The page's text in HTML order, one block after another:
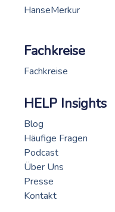
HanseMerkur
Fachkreise
Fachkreise
HELP Insights
Blog
Häufige Fragen
Podcast
Über Uns
Presse
Kontakt